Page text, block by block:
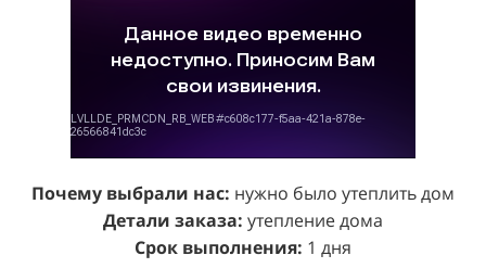
Почему выбрали нас: нужно было утеплить дом
Детали заказа: утепление дома
Срок выполнения: 1 дня